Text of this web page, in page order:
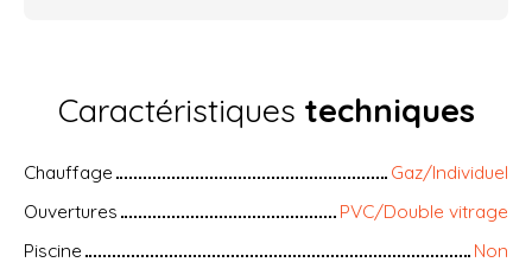
Caractéristiques techniques
Chauffage
Gaz/Individuel
Ouvertures
PVC/Double vitrage
Piscine
Non